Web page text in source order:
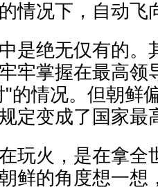
情况下，自动飞
是绝无仅有的。
牢掌握在最高领
的情况。但朝鲜
定变成了国家最
玩火，是在拿全
鲜的角度想一想